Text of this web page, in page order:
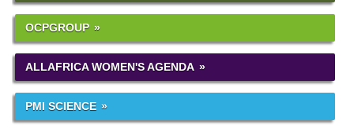
OCPGROUP
ALLAFRICA WOMEN'S AGENDA
PMI SCIENCE